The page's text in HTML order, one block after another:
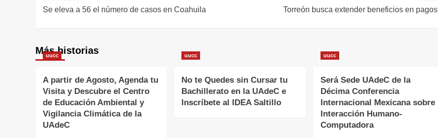
de
Se eleva a 56 el número de casos en Coahuila
Torreón busca extender beneficios en pagos
Más historias
uucc
A partir de Agosto, Agenda tu
Visita y Descubre el Centro
de Educación Ambiental y
Vigilancia Climática de la
UAdeC
uucc
No te Quedes sin Cursar tu
Bachillerato en la UAdeC e
Inscríbete al IDEA Saltillo
uucc
Será Sede UAdeC de la
Décima Conferencia
Internacional Mexicana sobre
Interacción Humano-
Computadora